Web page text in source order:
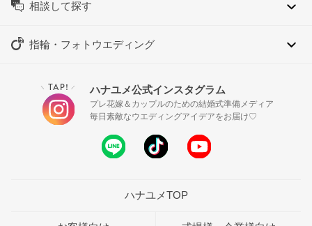
相談して探す
指輪・フォトウエディング
＼ TAP! ／ ハナユメ公式インスタグラム
プレ花嫁＆カップルのための結婚式準備メディア
毎日素敵なウエディングアイデアをお届け♡
ハナユメTOP